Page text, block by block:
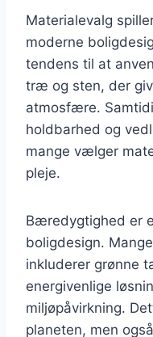
Materialevalg
moderne
tendens til at
træ og sten, der
atmosfære.
holdbarhed og
mange vælger
pleje.
Bæredygtighed er
boligdesign.
inkluderer grønne
energivenlige
miljøpåvirkning.
planeten, men